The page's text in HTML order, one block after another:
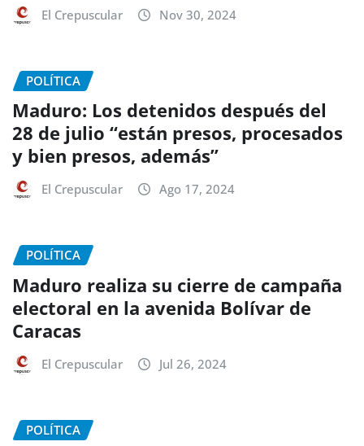
El Crepuscular Nov 30, 2024
POLÍTICA
Maduro: Los detenidos después del
28 de julio “están presos, procesados
y bien presos, además”
El Crepuscular Ago 17, 2024
POLÍTICA
Maduro realiza su cierre de campaña
electoral en la avenida Bolívar de
Caracas
El Crepuscular Jul 26, 2024
POLÍTICA